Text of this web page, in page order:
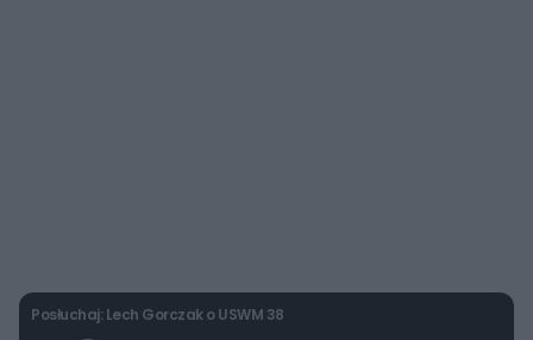
Posłuchaj: Lech Gorczak o USWM 38